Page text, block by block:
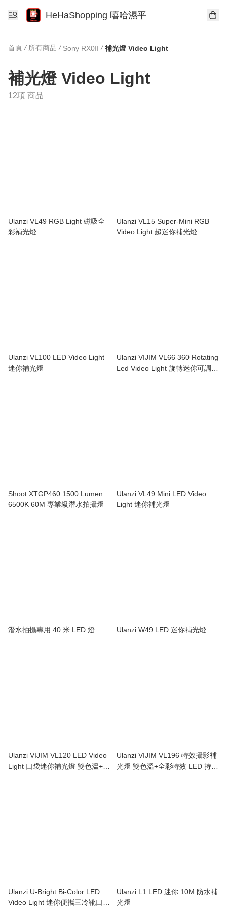
HeHaShopping 嘻哈濕平
首頁 / 所有商品 / Sony RX0II / 補光燈 Video Light
補光燈 Video Light
12項 商品
Ulanzi VL49 RGB Light 磁吸全
彩補光燈
Ulanzi VL15 Super-Mini RGB
Video Light 超迷你補光燈
Ulanzi VL100 LED Video Light
迷你補光燈
Ulanzi VIJIM VL66 360 Rotating
Led Video Light 旋轉迷你可調色
Shoot XTGP460 1500 Lumen
6500K 60M 專業級潛水拍攝燈
Ulanzi VL49 Mini LED Video
Light 迷你補光燈
潛水拍攝專用 40 米 LED 燈 Ulanzi W49 LED 迷你補光燈
Ulanzi VIJIM VL120 LED Video
Light 口袋迷你補光燈 雙色溫+6
Ulanzi VIJIM VL196 特效攝影補
光燈 雙色溫+全彩特效 LED 持續
Ulanzi U-Bright Bi-Color LED
Video Light 迷你便攜三冷靴口帶
Ulanzi L1 LED 迷你 10M 防水補
光燈